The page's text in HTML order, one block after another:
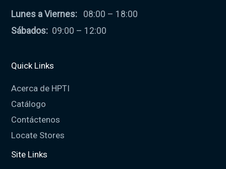
Lunes a Viernes: 08:00 – 18:00
Sábados: 09:00 – 12:00
Quick Links
Acerca de HPTI
Catálogo
Contáctenos
Locate Stores
Site Links